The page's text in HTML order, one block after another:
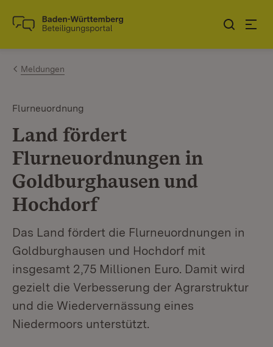
Zum Inhalt springen
Link zur Startseite
Meldungen
Flurneuordnung
Land fördert
Flurneuordnungen in
Goldburghausen und
Hochdorf
Das Land fördert die Flurneuordnungen in
Goldburghausen und Hochdorf mit
insgesamt 2,75 Millionen Euro. Damit wird
gezielt die Verbesserung der Agrarstruktur
und die Wiedervernässung eines
Niedermoors unterstützt.